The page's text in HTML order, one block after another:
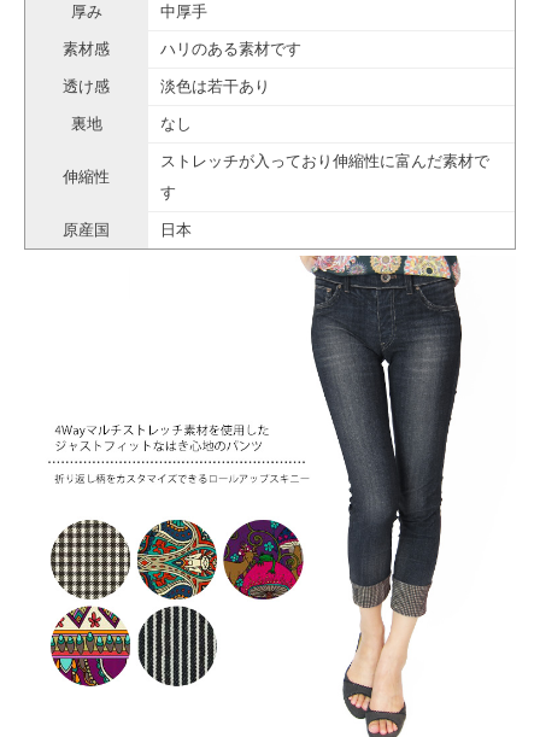
厚み 中厚手
素材感 ハリのある素材です
透け感 淡色は若干あり
裏地 なし
伸縮性
ストレッチが入っており伸縮性に富んだ素材で
す
原産国 日本